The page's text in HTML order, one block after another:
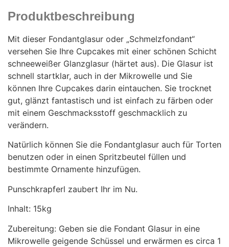
Produktbeschreibung
Mit dieser Fondantglasur oder „Schmelzfondant“
versehen Sie Ihre Cupcakes mit einer schönen Schicht
schneeweißer Glanzglasur (härtet aus). Die Glasur ist
schnell startklar, auch in der Mikrowelle und Sie
können Ihre Cupcakes darin eintauchen. Sie trocknet
gut, glänzt fantastisch und ist einfach zu färben oder
mit einem Geschmacksstoff geschmacklich zu
verändern.
Natürlich können Sie die Fondantglasur auch für Torten
benutzen oder in einen Spritzbeutel füllen und
bestimmte Ornamente hinzufügen.
Punschkrapferl zaubert Ihr im Nu.
Inhalt: 15kg
Zubereitung: Geben sie die Fondant Glasur in eine
Mikrowelle geigende Schüssel und erwärmen es circa 1